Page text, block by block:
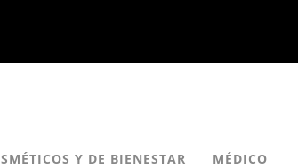
Y DE BIENESTAR MÉDICO